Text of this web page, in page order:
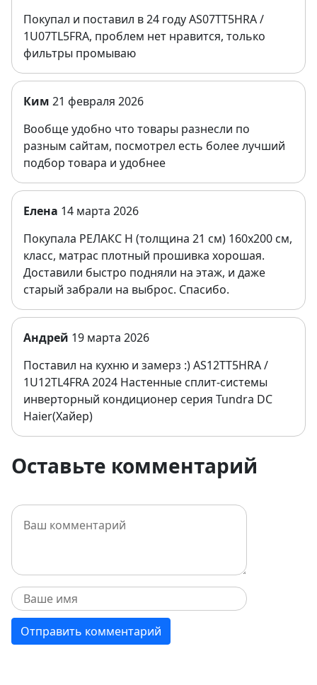
Покупал и поставил в 24 году AS07TT5HRA /
1U07TL5FRA, проблем нет нравится, только
фильтры промываю
Ким 21 февраля 2026
Вообще удобно что товары разнесли по
разным сайтам, посмотрел есть более лучший
подбор товара и удобнее
Елена 14 марта 2026
Покупала РЕЛАКС Н (толщина 21 см) 160х200 см,
класс, матрас плотный прошивка хорошая.
Доставили быстро подняли на этаж, и даже
старый забрали на выброс. Спасибо.
Андрей 19 марта 2026
Поставил на кухню и замерз :) AS12TT5HRA /
1U12TL4FRA 2024 Настенные сплит-системы
инверторный кондиционер серия Tundra DC
Haier(Хайер)
Оставьте комментарий